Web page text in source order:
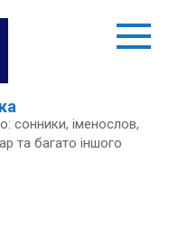
сонники, іменослов,
та багато іншого